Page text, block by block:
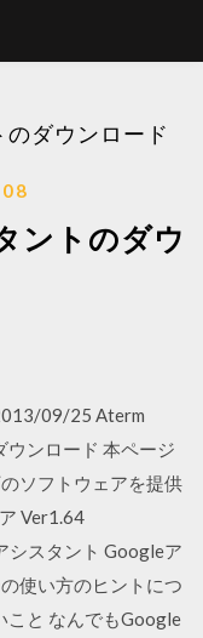
ダウンロード
ントのダウ
09/25 Aterm
ンロード 本ページ
ソフトウェアを提供
Ver1.64
シスタント Googleア
使い方のヒントにつ
こと なんでもGoogle